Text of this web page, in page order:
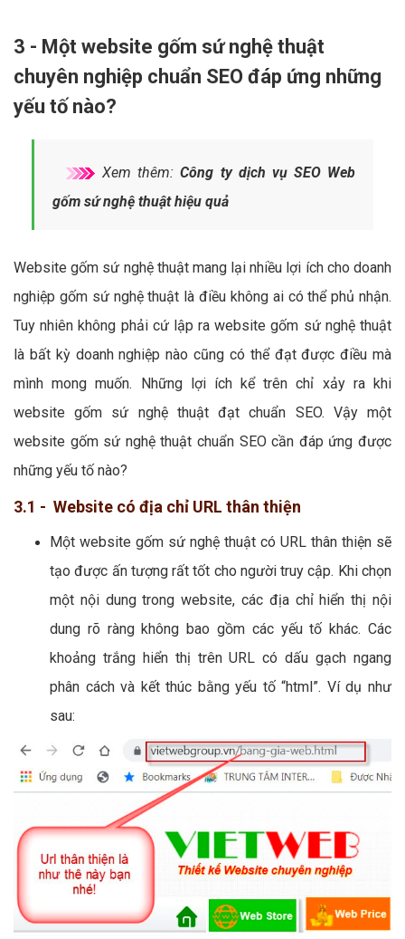
3 - Một website gốm sứ nghệ thuật
chuyên nghiệp chuẩn SEO đáp ứng những
yếu tố nào?
Xem thêm:Công ty dịch vụ SEO Web
gốm sứ nghệ thuật hiệu quả
Website gốm sứ nghệ thuật mang lại nhiều lợi ích cho doanh
nghiệp gốm sứ nghệ thuật là điều không ai có thể phủ nhận.
Tuy nhiên không phải cứ lập ra website gốm sứ nghệ thuật
là bất kỳ doanh nghiệp nào cũng có thể đạt được điều mà
mình mong muốn. Những lợi ích kể trên chỉ xảy ra khi
website gốm sứ nghệ thuật đạt chuẩn SEO. Vậy một
website gốm sứ nghệ thuật chuẩn SEO cần đáp ứng được
những yếu tố nào?
3.1 - Website có địa chỉ URL thân thiện
Một website gốm sứ nghệ thuật có URL thân thiện sẽ
tạo được ấn tượng rất tốt cho người truy cập. Khi chọn
một nội dung trong website, các địa chỉ hiển thị nội
dung rõ ràng không bao gồm các yếu tố khác. Các
khoảng trắng hiển thị trên URL có dấu gạch ngang
phân cách và kết thúc bằng yếu tố “html”. Ví dụ như
sau: